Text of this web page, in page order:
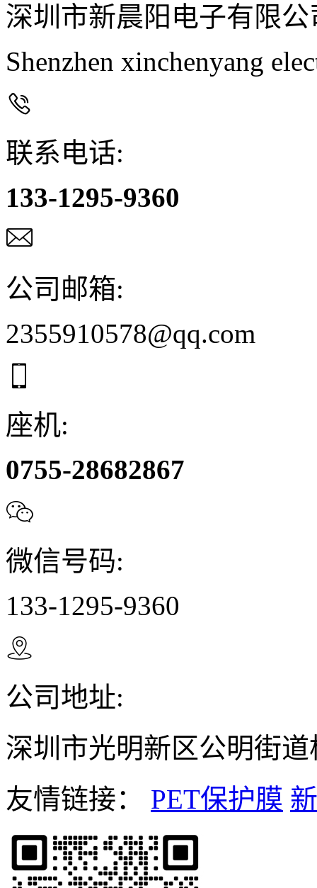
深圳市新晨阳电子有限公
Shenzhen xinchenyang

联系电话:
133-1295-9360

公司邮箱:
2355910578@qq.com

座机:
0755-28682867

微信号码:
133-1295-9360

公司地址:
深圳市光明新区公明街
友情链接： PET保护膜